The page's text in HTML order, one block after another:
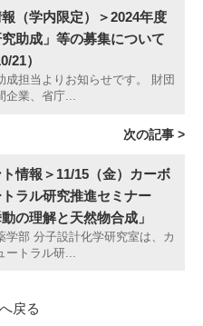
報（学内限定）＞2024年度
究助成」等の募集について
21）
成担当よりお知らせです。 財団
企業、省庁...
次の記事 >
情報＞11/15（金）カーボ
ラル研究推進セミナー
動の理解と天然物合成」
学部 分子設計化学研究室は、カ
ートラル研...
戻る